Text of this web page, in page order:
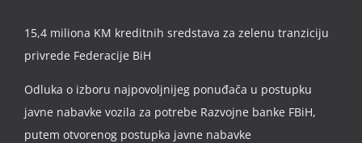
15,4 miliona KM kreditnih sredstava za zelenu tranziciju
privrede Federacije BiH
Odluka o izboru najpovoljnijeg ponuđača u postupku
javne nabavke vozila za potrebe Razvojne banke FBiH,
putem otvorenog postupka javne nabavke